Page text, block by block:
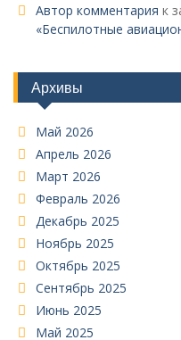
Автор комментария к
«Беспилотные
Архивы
Май 2026
Апрель 2026
Март 2026
Февраль 2026
Декабрь 2025
Ноябрь 2025
Октябрь 2025
Сентябрь 2025
Июнь 2025
Май 2025